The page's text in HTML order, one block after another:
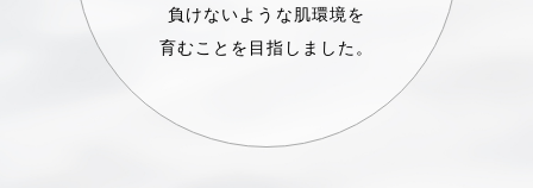
負けないような肌環境を
育むことを目指しました。